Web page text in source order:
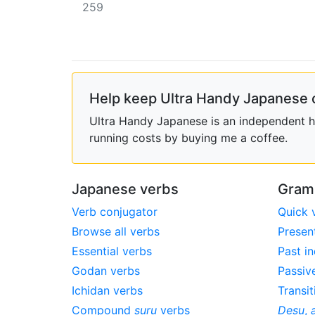
259
Help keep Ultra Handy Japanese
Ultra Handy Japanese is an
running costs by buying me a coffee.
Japanese verbs
Verb conjugator
Browse all verbs
Essential verbs
Godan verbs
Ichidan verbs
Compound suru verbs
Quick
Past
Desu,